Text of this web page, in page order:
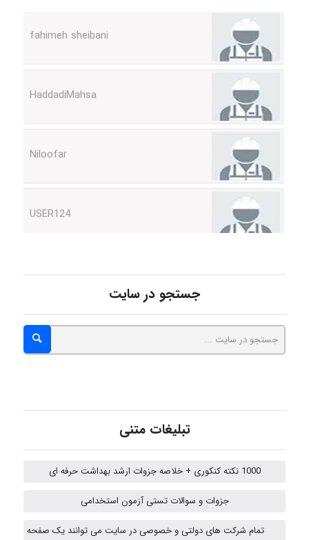
abolfazlkoshehe
fatima
جستجو در سایت
تبلیغات متنی
1000 نکته کنکوری + خلاصه جزوات ارشد بهداشت حرفه ای
جزوات و سوالات تستی آزمون استخدامی
تمام شرکت های دولتی و خصوصی در سایت می توانند یک صفحه